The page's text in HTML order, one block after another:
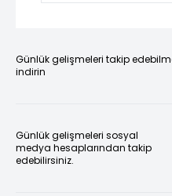
Günlük gelişmeleri takip
indirin
Günlük gelişmeleri sosyal
medya hesaplarından takip
edebilirsiniz.